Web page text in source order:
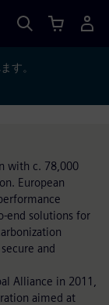
す。
with c. 78,000
European
end solutions for
and
Alliance in 2011,
aimed at